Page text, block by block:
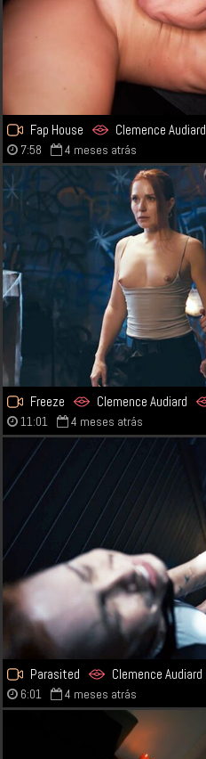
Fap House Clemence Audiard
7:58 4 meses atrás
Freeze Clemence Audiard
11:01 4 meses atrás
Parasited Clemence Audiard
6:01 4 meses atrás